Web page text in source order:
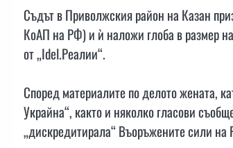
Съдът в Приволжския район на Казан
КоАП на РФ) и ѝ наложи глоба в размер
от „Idel.Реалии“.
Според материалите по делото жената,
Украйна“, както и няколко гласови
„дискредитирала“ Въоръжените сили на